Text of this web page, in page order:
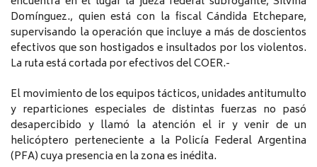
Domínguez., quien está con la fiscal Cándida Etchepare,
supervisando la operación que incluye a más de doscientos
efectivos que son hostigados e insultados por los violentos.
La ruta está cortada por efectivos del COER.-
El movimiento de los equipos tácticos, unidades antitumulto
y reparticiones especiales de distintas fuerzas no pasó
desapercibido y llamó la atención el ir y venir de un
helicóptero perteneciente a la Policía Federal Argentina
(PFA) cuya presencia en la zona es inédita.